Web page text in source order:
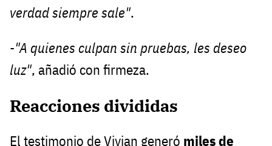
verdad siempre sale".
-"A quienes culpan sin pruebas, les deseo
luz", añadió con firmeza.
Reacciones divididas
El testimonio de Vivian generó miles de